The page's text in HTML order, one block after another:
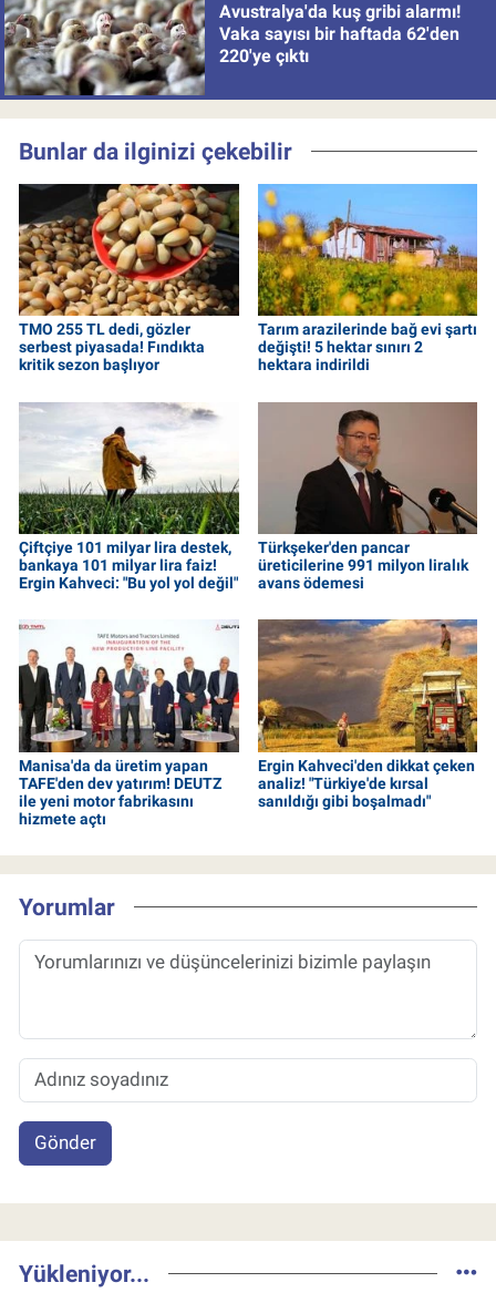
Avustralya'da kuş gribi alarmı!
Vaka sayısı bir haftada 62'den
220'ye çıktı
Bunlar da ilginizi çekebilir
TMO 255 TL dedi, gözler
serbest piyasada! Fındıkta
kritik sezon başlıyor
Tarım arazilerinde bağ evi şartı
değişti! 5 hektar sınırı 2
hektara indirildi
Çiftçiye 101 milyar lira destek,
bankaya 101 milyar lira faiz!
Ergin Kahveci: "Bu yol yol değil"
Türkşeker'den pancar
üreticilerine 991 milyon liralık
avans ödemesi
Manisa'da da üretim yapan
TAFE'den dev yatırım! DEUTZ
ile yeni motor fabrikasını
hizmete açtı
Ergin Kahveci'den dikkat çeken
analiz! "Türkiye'de kırsal
sanıldığı gibi boşalmadı"
Yorumlar
Gönder
Yükleniyor...